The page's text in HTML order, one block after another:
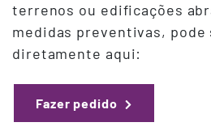
terrenos ou edificações
medidas preventivas,
diretamente aqui:
Fazer pedido